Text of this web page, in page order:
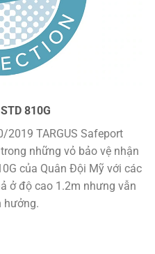
810G
2019 TARGUS Safeport
những vỏ bảo vệ nhận
của Quân Đội Mỹ với các
ở độ cao 1.2m nhưng vẫn
hưởng.